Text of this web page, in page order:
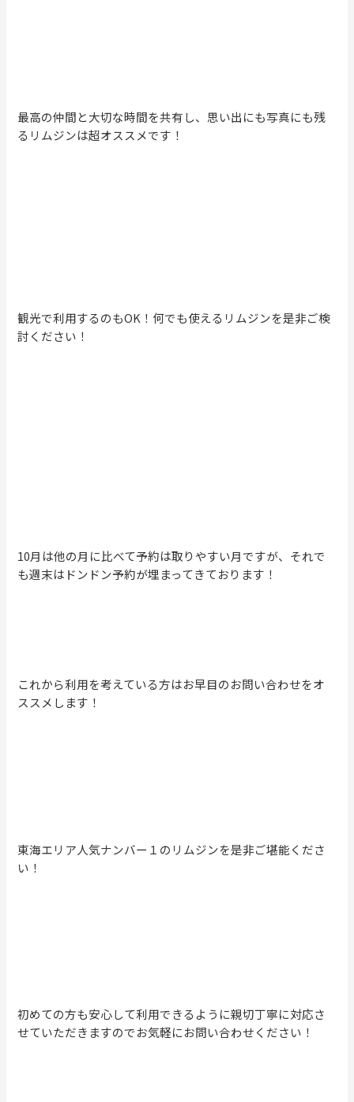
最高の仲間と大切な時間を共有し、思い出にも写真にも残
るリムジンは超オススメです！
観光で利用するのもOK！何でも使えるリムジンを是非ご検
討ください！
10月は他の月に比べて予約は取りやすい月ですが、それで
も週末はドンドン予約が埋まってきております！
これから利用を考えている方はお早目のお問い合わせをオ
ススメします！
東海エリア人気ナンバー１のリムジンを是非ご堪能くださ
い！
初めての方も安心して利用できるように親切丁寧に対応さ
せていただきますのでお気軽にお問い合わせください！